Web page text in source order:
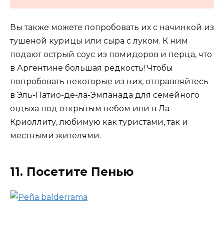
Вы также можете попробовать их с начинкой из
тушеной курицы или сыра с луком. К ним
подают острый соус из помидоров и перца, что
в Аргентине большая редкость! Чтобы
попробовать некоторые из них, отправляйтесь
в Эль-Патио-де-ла-Эмпанада для семейного
отдыха под открытым небом или в Ла-
Криоллиту, любимую как туристами, так и
местными жителями.
11. Посетите Пенью